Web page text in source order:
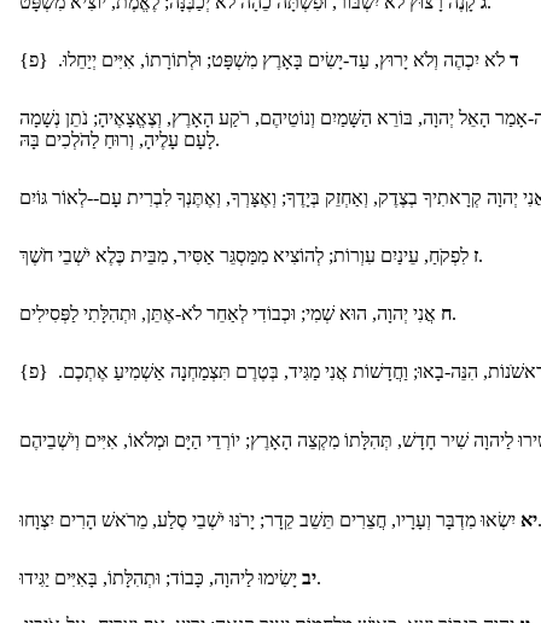
ד לֹא יִכְהֶה וְלֹא יָרוּץ, עַד-יָשִׂים בָּאָרֶץ מִשְׁפָּט; וּלְתוֹרָתוֹ, אִיִּים יְיַחֵלוּ. {פ}
אָמַר הָאֵל יְהוָה, בּוֹרֵא הַשָּׁמַיִם וְנוֹטֵיהֶם, רֹקַע הָאָרֶץ, וְצֶאֱצָאֶיהָ; נֹתֵן נְשָׁמָה
לָעָם עָלֶיהָ, וְרוּחַ לַהֹלְכִים בָּהּ.
זלִפְקֹחַ, עֵינַיִם עִוְרוֹת; לְהוֹצִיא מִמַּסְגֵּר אַסִּיר, מִבֵּית כֶּלֶא יֹשְׁבֵי חֹשֶׁךְ.
חאֲנִי יְהוָה, הוּא שְׁמִי; וּכְבוֹדִי לְאַחֵר לֹא-אֶתֵּן, וּתְהִלָּתִי לַפְּסִילִים.
הִנֵּה-בָאוּ; וַחֲדָשׁוֹת אֲנִי מַגִּיד, בְּטֶרֶם תִּצְמַחְנָה אַשְׁמִיעַ אֶתְכֶם. {פ}
יאיִשְׂאוּ מִדְבָּר וְעָרָיו, חֲצֵרִים תֵּשֵׁב קֵדָר; יָרֹנּוּ יֹשְׁבֵי סֶלַע, מֵרֹאשׁ הָרִים יִצְוָחוּ.
יביָשִׂימוּ לַיהוָה, כָּבוֹד; וּתְהִלָּתוֹ, בָּאִיִּים יַגִּידוּ.